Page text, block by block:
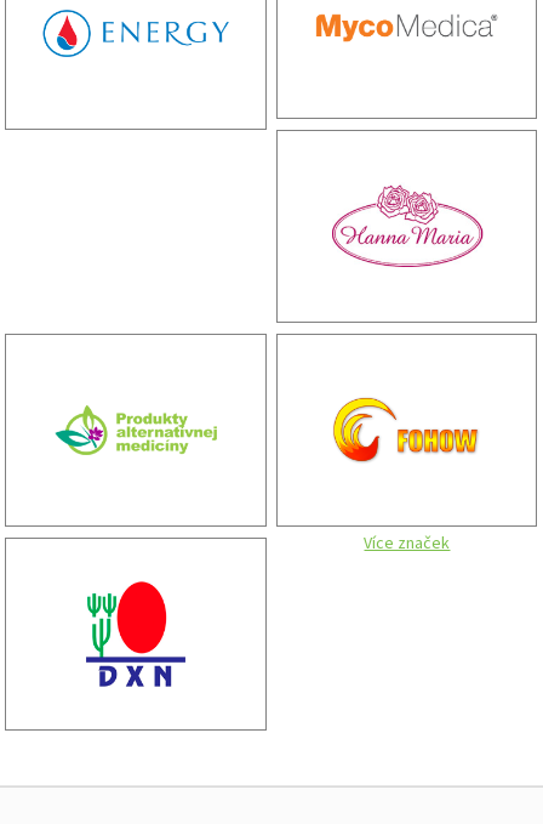
Více značek
Zápatí